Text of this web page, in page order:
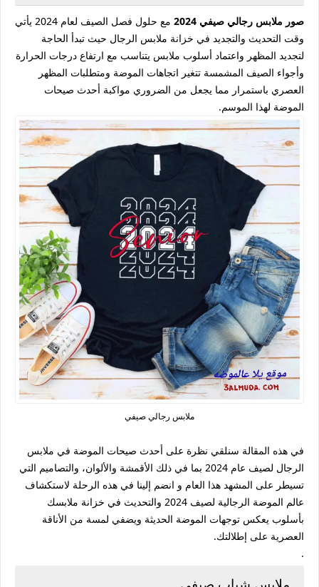
صور ملابس رجالي صيفي 2024
مع حلول فصل الصيف لعام 2024 يأتي
وقت التحديث والتجديد في خزانة ملابس الرجال حيث تبدأ الحاجة
لتجديد المظهر واعتماد أسلوب ملابس يتناسب مع ارتفاع درجات الحرارة
وأجواء الصيف المشمسة تتغير اتجاهات الموضة ومتطلبات المظهر
العصري باستمرار مما يجعل من الضروري مواكبة أحدث صيحات
الموضة لهذا الموسم.
ملابس رجالي صيفي
في هذه المقالة سنلقي نظرة على أحدث صيحات الموضة في ملابس
الرجال لصيف عام 2024 بما في ذلك الأقمشة والألوان، والتصاميم التي
تسيطر على المشهد هذا العام و انضم إلينا في هذه الرحلة لاستكشاف
عالم الموضة الرجالية لصيف 2024 والتحديث في خزانة ملابسك
بأسلوب يعكس توجهات الموضة الحديثة ويضفي لمسة من الأناقة
العصرية على إطلالتك.
.